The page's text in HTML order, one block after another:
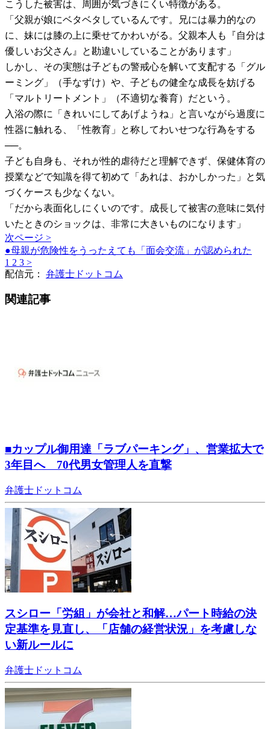
こうした被害は、周囲が気づきにくい特徴がある。
「父親が娘にベタベタしているんです。兄には暴力的なの
に、妹には膝の上に乗せてかわいがる。父親本人も『自分は
優しいお父さん』と勘違いしていることがあります」
しかし、その実態は子どもの警戒心を解いて支配する「グル
ーミング」（手なずけ）や、子どもの健全な成長を妨げる
「マルトリートメント」（不適切な養育）だという。
入浴の際に「きれいにしてあげようね」と言いながら過度に
性器に触れる、「性教育」と称してわいせつな行為をする
──。
子ども自身も、それが性的虐待だと理解できず、保健体育の
授業などで知識を得て初めて「あれは、おかしかった」と気
づくケースも少なくない。
「だから表面化しにくいのです。成長して被害の意味に気付
いたときのショックは、非常に大きいものになります」
次ページ >
●母親が危険性をうったえても「面会交流」が認められた
1 2 3 >
配信元： 弁護士ドットコム
関連記事
■カップル御用達「ラブパーキング」、営業拡大で
3年目へ 70代男女管理人を直撃
弁護士ドットコム
スシロー「労組」が会社と和解…パート時給の決
定基準を見直し、「店舗の経営状況」を考慮しな
い新ルールに
弁護士ドットコム